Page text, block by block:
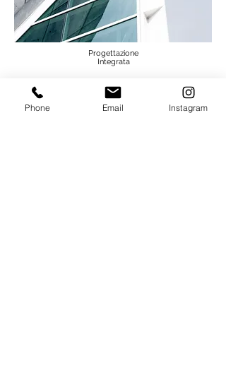
Progettazione
Integrata
Phone Email Instagram